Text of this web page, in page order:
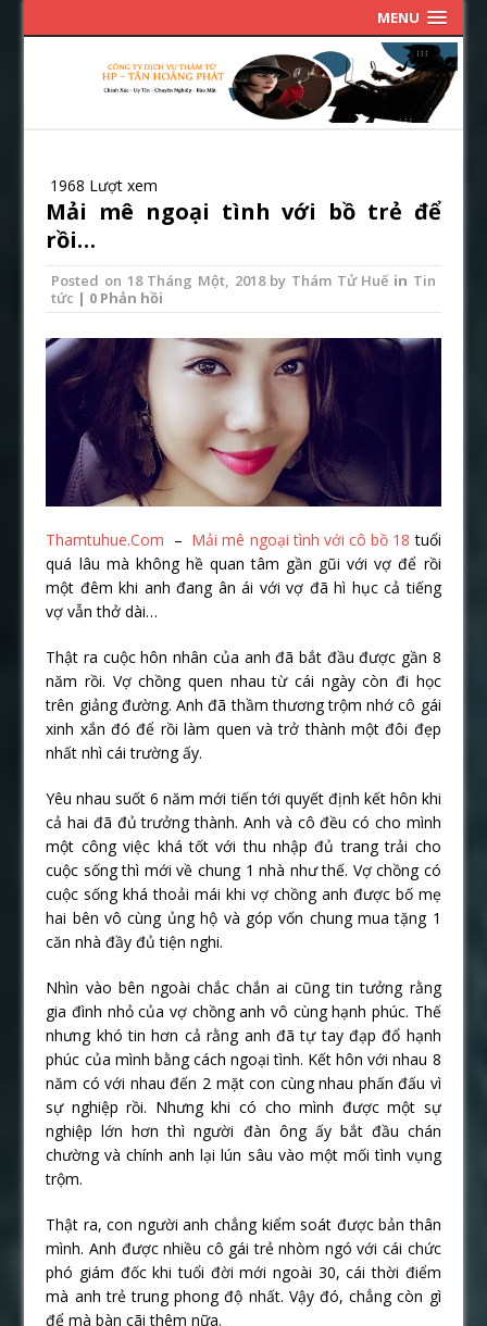
MENU
1968 Lượt xem
Mải mê ngoại tình với bồ trẻ để
rồi…
Posted on 18 Tháng Một, 2018by Thám Tử Huếin Tin
tức | 0 Phản hồi
Thamtuhue.Com – Mải mê ngoại tình với cô bồ 18 tuổi
quá lâu mà không hề quan tâm gần gũi với vợ để rồi
một đêm khi anh đang ân ái với vợ đã hì hục cả tiếng
vợ vẫn thở dài…
Thật ra cuộc hôn nhân của anh đã bắt đầu được gần 8
năm rồi. Vợ chồng quen nhau từ cái ngày còn đi học
trên giảng đường. Anh đã thầm thương trộm nhớ cô gái
xinh xắn đó để rồi làm quen và trở thành một đôi đẹp
nhất nhì cái trường ấy.
Yêu nhau suốt 6 năm mới tiến tới quyết định kết hôn khi
cả hai đã đủ trưởng thành. Anh và cô đều có cho mình
một công việc khá tốt với thu nhập đủ trang trải cho
cuộc sống thì mới về chung 1 nhà như thế. Vợ chồng có
cuộc sống khá thoải mái khi vợ chồng anh được bố mẹ
hai bên vô cùng ủng hộ và góp vốn chung mua tặng 1
căn nhà đầy đủ tiện nghi.
Nhìn vào bên ngoài chắc chắn ai cũng tin tưởng rằng
gia đình nhỏ của vợ chồng anh vô cùng hạnh phúc. Thế
nhưng khó tin hơn cả rằng anh đã tự tay đạp đổ hạnh
phúc của mình bằng cách ngoại tình. Kết hôn với nhau 8
năm có với nhau đến 2 mặt con cùng nhau phấn đấu vì
sự nghiệp rồi. Nhưng khi có cho mình được một sự
nghiệp lớn hơn thì người đàn ông ấy bắt đầu chán
chường và chính anh lại lún sâu vào một mối tình vụng
trộm.
Thật ra, con người anh chẳng kiểm soát được bản thân
mình. Anh được nhiều cô gái trẻ nhòm ngó với cái chức
phó giám đốc khi tuổi đời mới ngoài 30, cái thời điểm
mà anh trẻ trung phong độ nhất. Vậy đó, chẳng còn gì
để mà bàn cãi thêm nữa.